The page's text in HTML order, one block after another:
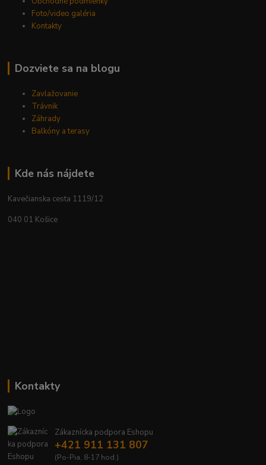
Foto/video galéria
Kontakty
Dozviete sa na blogu
Zavlažovanie
Trávnik
Záhrady
Balkóny a terasy
Kde nás nájdete
Kavečianska cesta 1119/12
040 01 Košice
Kontakty
Zákaznícka podpora Eshopu
+421 911 131 807
(Po-Pia, 8-17 hod.)